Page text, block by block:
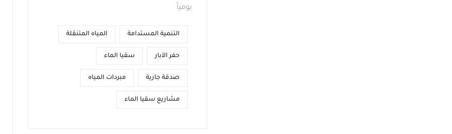
يومياً
التنمية المستدامة المياه المتنقلة
حفر الآبار سقيا الماء
صدقة جارية مبردات المياه
مشاريع سقيا الماء